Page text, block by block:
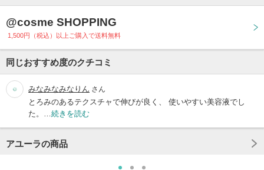
@cosme SHOPPING
1,500円（税込）以上ご購入で送料無料
同じおすすめ度のクチコミ
みなみなみなりん さん
とろみのあるテクスチャで伸びが良く、 使いやすい美容液でし
た。… 続きを読む
アユーラの商品